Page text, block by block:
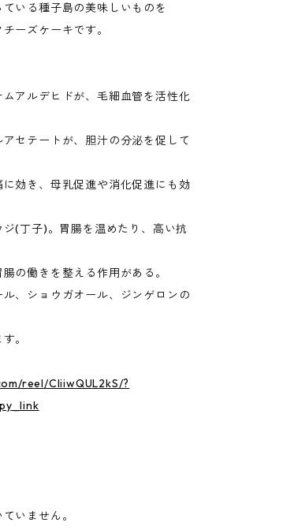
いる種子島の美味しいものを
ーズケーキです。
アルデヒドが、毛細血管を活性化
セテートが、胆汁の分泌を促して
効き、母乳促進や消化促進にも効
(丁子)。胃腸を温めたり、高い抗
の働きを整える作用がある。
、ショウガオール、ジンゲロンの
。
reel/CliiwQUL2kS/?
いません。